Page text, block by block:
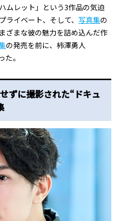
ムレット」という3作品の気迫
イベート、そして、 写真集の
ざまな彼の魅力を詰め込んだ作
の発売を前に、柿澤勇人
。
ずに撮影された“ドキュ